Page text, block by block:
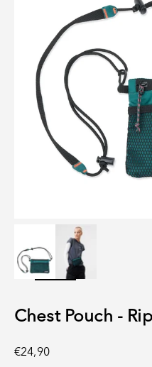
Chest Pouch -
Angebot
€24,90